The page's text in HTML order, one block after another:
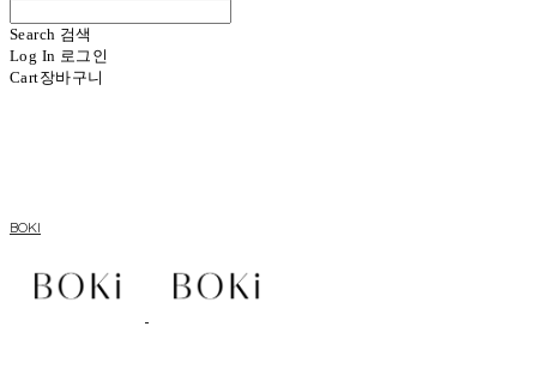
Search 검색
Log In 로그인
Cart장바구니
BOKI